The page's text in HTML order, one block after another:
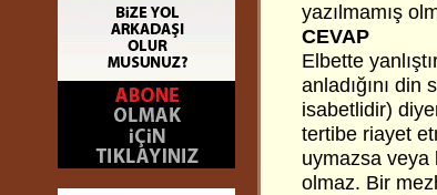
yazılmamış
CEVAP
Elbette
anladığını
isabetlidir)
tertibe riayet
uymazsa veya
olmaz. Bir